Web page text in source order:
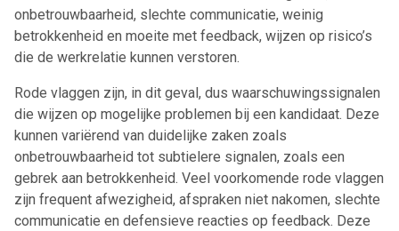
onbetrouwbaarheid, slechte communicatie, weinig
betrokkenheid en moeite met feedback, wijzen op risico’s
die de werkrelatie kunnen verstoren.
Rode vlaggen zijn, in dit geval, dus waarschuwingssignalen
die wijzen op mogelijke problemen bij een kandidaat. Deze
kunnen variërend van duidelijke zaken zoals
onbetrouwbaarheid tot subtielere signalen, zoals een
gebrek aan betrokkenheid. Veel voorkomende rode vlaggen
zijn frequent afwezigheid, afspraken niet nakomen, slechte
communicatie en defensieve reacties op feedback. Deze